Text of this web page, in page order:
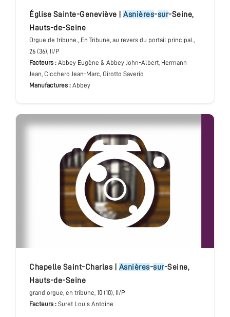
église Sainte-Geneviève Asnières-sur-Seine,
Hauts-de-Seine
Orgue de tribune. , En Tribune, au revers du portail principal.
26 (36), II/P
Facteurs : Abbey Eugène & Abbey John-Albert, Hermann
Jean, Cicchero Jean-Marc, Girotto Saverio
Manufactures : Abbey
chapelle Saint-Charles| Asnières-sur-Seine,
Hauts-de-Seine
grand orgue, en tribune, 10 (10), II/P
Facteurs : Suret Louis Antoine